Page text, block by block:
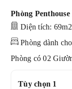
Phòng
Diện tích: 69m2
Phòng dành
Phòng có 02
Tùy chọn 1